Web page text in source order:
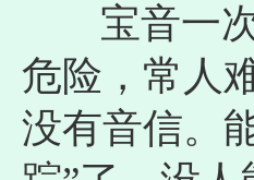
宝音一次
危险，常人
没有音信。